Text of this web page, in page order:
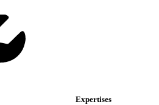
Expertises